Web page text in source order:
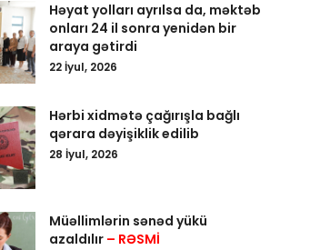
Həyat yolları ayrılsa da, məktəb
onları 24 il sonra yenidən bir
araya gətirdi
22 İyul, 2026
Hərbi xidmətə çağırışla bağlı
qərara dəyişiklik edilib
28 İyul, 2026
Müəllimlərin sənəd yükü
azaldılır – RƏSMİ